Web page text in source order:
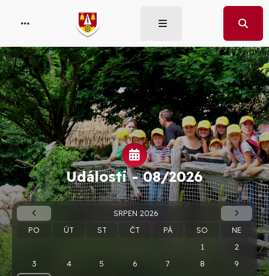
Události -08/2026
SRPEN 2026
PO
ÚT ST ČT PÁ SO
NE
1
2
3
4 5 6 7 8
9